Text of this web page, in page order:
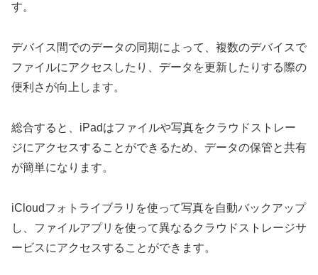
す。
デバイス間でのデータの同期によって、複数のデバイスで
ファイルにアクセスしたり、データを更新したりする際の
便利さが向上します。
総合すると、iPadはファイルや写真をクラウドストレー
ジにアクセスすることができるため、データの保管と共有
が簡単になります。
iCloudフォトライブラリを使って写真を自動バックアップ
し、ファイルアプリを使って異なるクラウドストレージサ
ービスにアクセスすることができます。